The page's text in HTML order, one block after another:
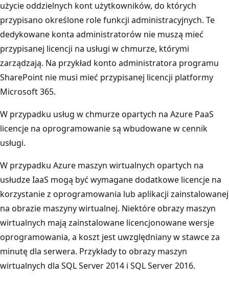
użycie oddzielnych kont użytkowników, do których
przypisano określone role funkcji administracyjnych. Te
dedykowane konta administratorów nie muszą mieć
przypisanej licencji na usługi w chmurze, którymi
zarządzają. Na przykład konto administratora programu
SharePoint nie musi mieć przypisanej licencji platformy
Microsoft 365.
W przypadku usług w chmurze opartych na Azure PaaS
licencje na oprogramowanie są wbudowane w cennik
usługi.
W przypadku Azure maszyn wirtualnych opartych na
usłudze IaaS mogą być wymagane dodatkowe licencje na
korzystanie z oprogramowania lub aplikacji zainstalowanej
na obrazie maszyny wirtualnej. Niektóre obrazy maszyn
wirtualnych mają zainstalowane licencjonowane wersje
oprogramowania, a koszt jest uwzględniany w stawce za
minutę dla serwera. Przykłady to obrazy maszyn
wirtualnych dla SQL Server 2014 i SQL Server 2016.